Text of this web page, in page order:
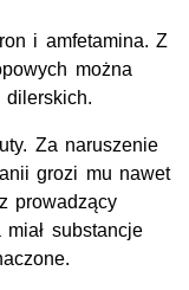
i amfetamina. Z
można
dilerskich.
Za naruszenie
grozi mu nawet
prowadzący
substancje